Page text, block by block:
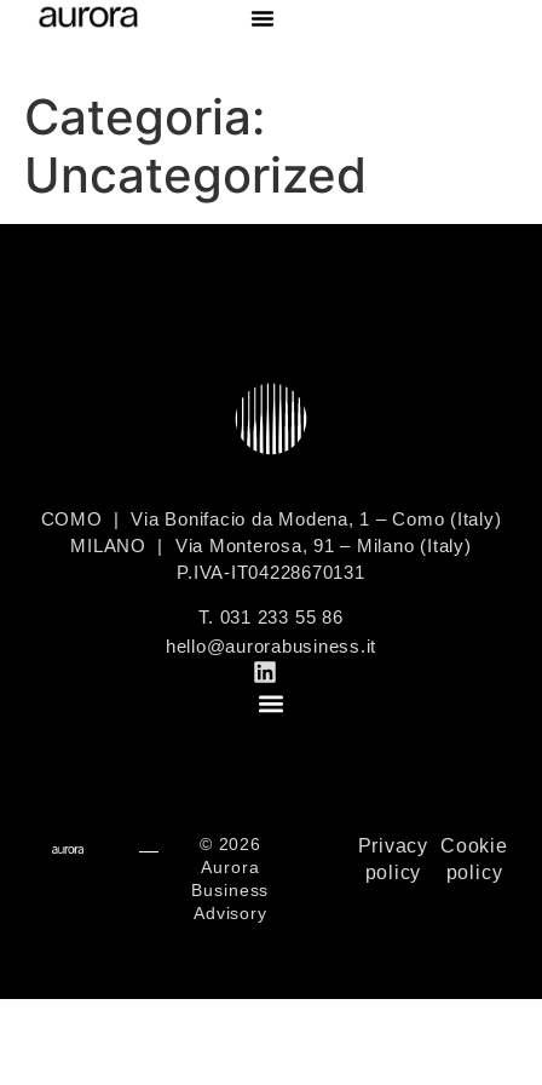
Categoria:
Uncategorized
COMO | Via Bonifacio da Modena, 1 – Como (Italy)
MILANO | Via Monterosa, 91 – Milano (Italy)
P.IVA-IT04228670131
T. 031 233 55 86
hello@aurorabusiness.it
© 2026
Aurora
Business
Advisory
Privacy
policy
Cookie
policy